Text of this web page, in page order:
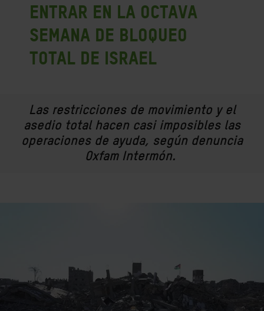
entrar en la octava
semana de bloqueo
total de Israel
Las restricciones de movimiento y el
asedio total hacen casi imposibles las
operaciones de ayuda, según denuncia
Oxfam Intermón.